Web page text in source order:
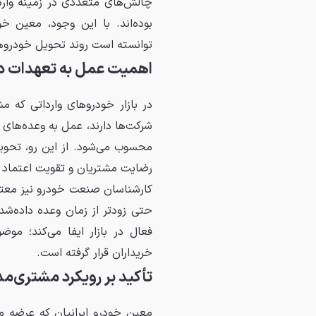
بوده‌اند. با این وجود، معین
توانسته است روند تحویل
اهمیت عمل به تعهدات
در بازار خودروهای وارداتی
شرکت‌ها دارند، عمل به
رضایت مشتریان و تقویت
کارشناسان صنعت خودرو نیز
حتی زودتر از زمان وعده
فعال در بازار ایفا می‌کند؛
خریداران قرار گرفته است.
تأکید بر رویکرد